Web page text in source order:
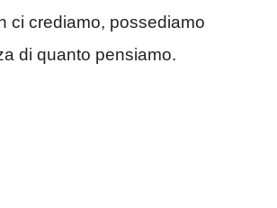
ci crediamo, possediamo
di quanto pensiamo.